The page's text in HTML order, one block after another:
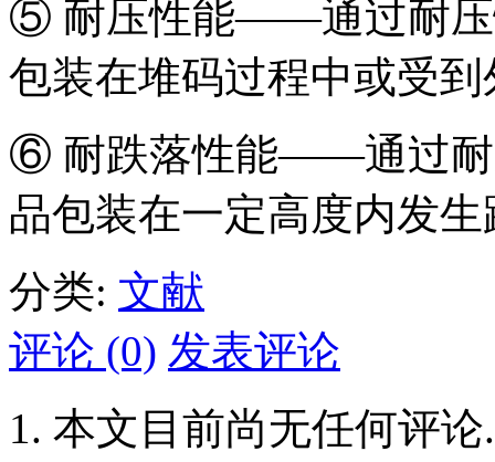
⑤ 耐压性能——通过耐压
包装在堆码过程中或受
⑥ 耐跌落性能——通过耐
品包装在一定高度内发
分类: 文献
评论 (0) 发表评论
本文目前尚无任何评论.